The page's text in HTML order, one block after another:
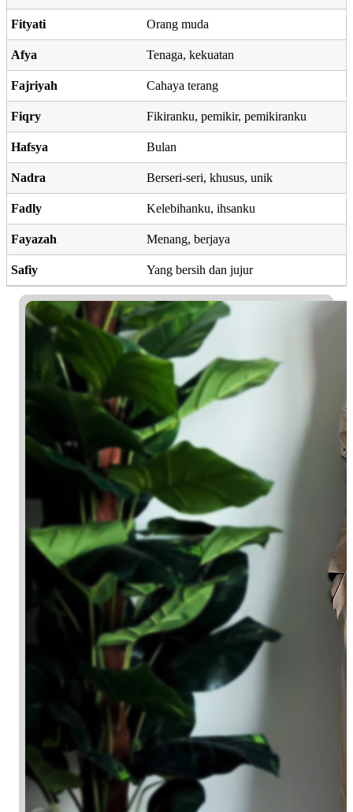
Fityati Orang muda
Afya Tenaga, kekuatan
Fajriyah Cahaya terang
Fiqry Fikiranku, pemikir, pemikiranku
Hafsya Bulan
Nadra Berseri-seri, khusus, unik
Fadly Kelebihanku, ihsanku
Fayazah Menang, berjaya
Safiy Yang bersih dan jujur